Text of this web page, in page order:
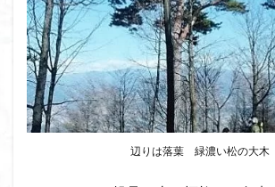
辺りは落葉 緑濃い松の大木